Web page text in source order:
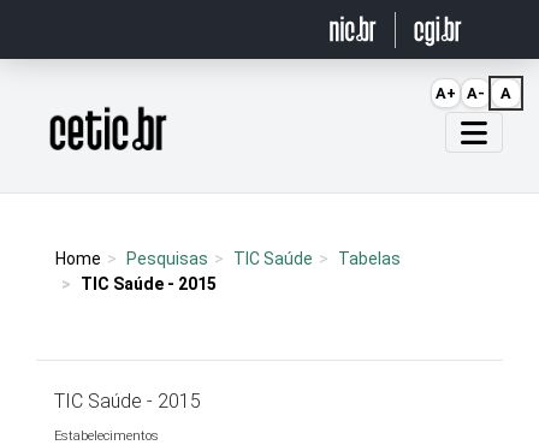
Página inicial
Home Pesquisas TIC Saúde
Tabelas
TIC Saúde - 2015
TIC Saúde - 2015
Estabelecimentos
A+ A- A